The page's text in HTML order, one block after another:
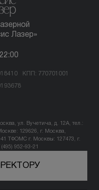
Лазер»
КПП: 770701001
ул. Вучетича, д. 12А, тел.:
129626, г. Москва,
ТФОМС г. Москвы: 127473, г.
952-93-21